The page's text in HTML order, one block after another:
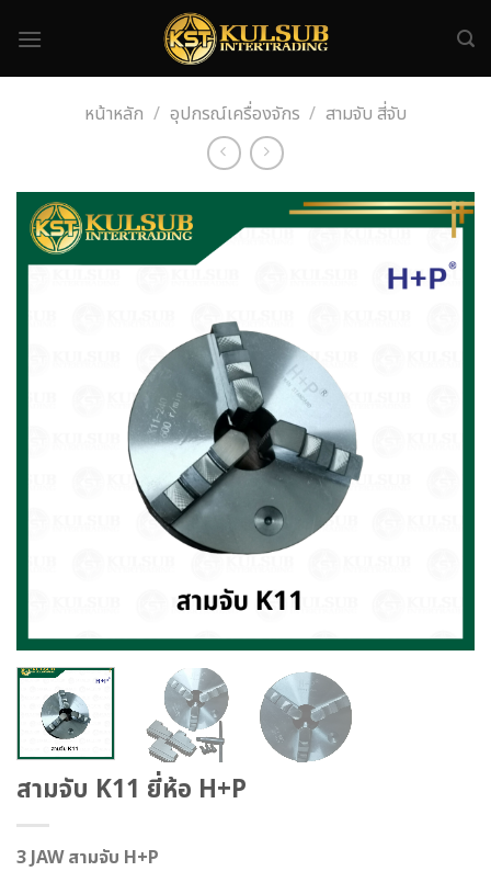
หน้าหลัก / อุปกรณ์เครื่องจักร / สามจับ สี่จับ
สามจับ K11 ยี่ห้อ H+P
3 JAW สามจับ H+P